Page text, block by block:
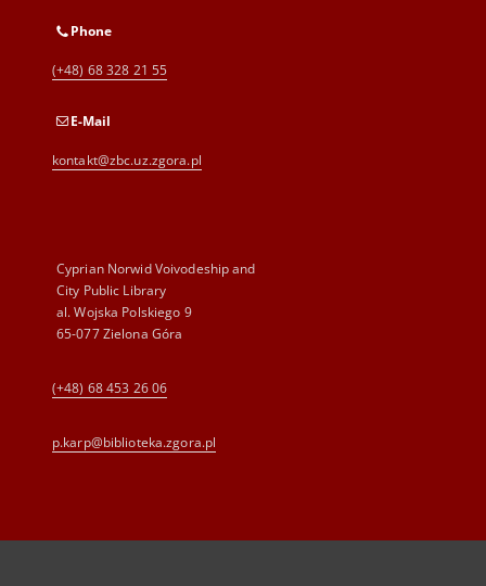
Phone
(+48) 68 328 21 55
E-Mail
kontakt@zbc.uz.zgora.pl
Cyprian Norwid Voivodeship and
City Public Library
al. Wojska Polskiego 9
65-077 Zielona Góra
(+48) 68 453 26 06
p.karp@biblioteka.zgora.pl